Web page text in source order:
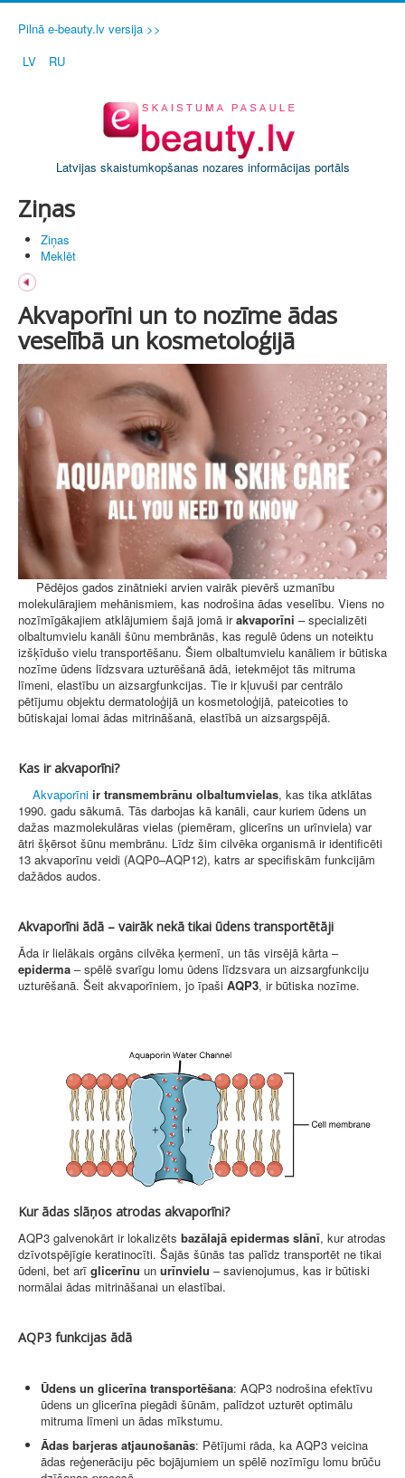
Pilnā e-beauty.lv versija >>
LV
RU
Latvijas skaistumkopšanas nozares informācijas portāls
Ziņas
Ziņas
Meklēt
Akvaporīni un to nozīme ādas
veselībā un kosmetoloģijā
Pēdējos gados zinātnieki arvien vairāk pievērš uzmanību
molekulārajiem mehānismiem, kas nodrošina ādas veselību. Viens no
nozīmīgākajiem atklājumiem šajā jomā irakvaporīni – specializēti
olbaltumvielu kanāli šūnu membrānās, kas regulē ūdens un noteiktu
izšķīdušo vielu transportēšanu. Šiem olbaltumvielu kanāliem ir būtiska
nozīme ūdens līdzsvara uzturēšanā ādā, ietekmējot tās mitruma
līmeni, elastību un aizsargfunkcijas. Tie ir kļuvuši par centrālo
pētījumu objektu dermatoloģijā un kosmetoloģijā, pateicoties to
būtiskajai lomai ādas mitrināšanā, elastībā un aizsargspējā.
Kas ir akvaporīni?
Akvaporīni ir transmembrānu olbaltumvielas, kas tika atklātas
1990. gadu sākumā. Tās darbojas kā kanāli, caur kuriem ūdens un
dažas mazmolekulāras vielas (piemēram, glicerīns un urīnviela) var
ātri šķērsot šūnu membrānu. Līdz šim cilvēka organismā ir identificēti
13 akvaporīnu veidi (AQP0–AQP12), katrs ar specifiskām funkcijām
dažādos audos.
Akvaporīni ādā – vairāk nekā tikai ūdens transportētāji
Āda ir lielākais orgāns cilvēka ķermenī, un tās virsējā kārta –
epiderma – spēlē svarīgu lomu ūdens līdzsvara un aizsargfunkciju
uzturēšanā. Šeit akvaporīniem, jo īpaši AQP3, ir būtiska nozīme.
Kur ādas slāņos atrodas akvaporīni?
AQP3 galvenokārt ir lokalizēts bazālajā epidermas slānī, kur atrodas
dzīvotspējīgie keratinocīti. Šajās šūnās tas palīdz transportēt ne tikai
ūdeni, bet arī glicerīnu un urīnvielu – savienojumus, kas ir būtiski
normālai ādas mitrināšanai un elastībai.
AQP3 funkcijas ādā
Ūdens un glicerīna transportēšana: AQP3 nodrošina efektīvu
ūdens un glicerīna piegādi šūnām, palīdzot uzturēt optimālu
mitruma līmeni un ādas mīkstumu.
Ādas barjeras atjaunošanās: Pētījumi rāda, ka AQP3 veicina
ādas reģenerāciju pēc bojājumiem un spēlē nozīmīgu lomu brūču